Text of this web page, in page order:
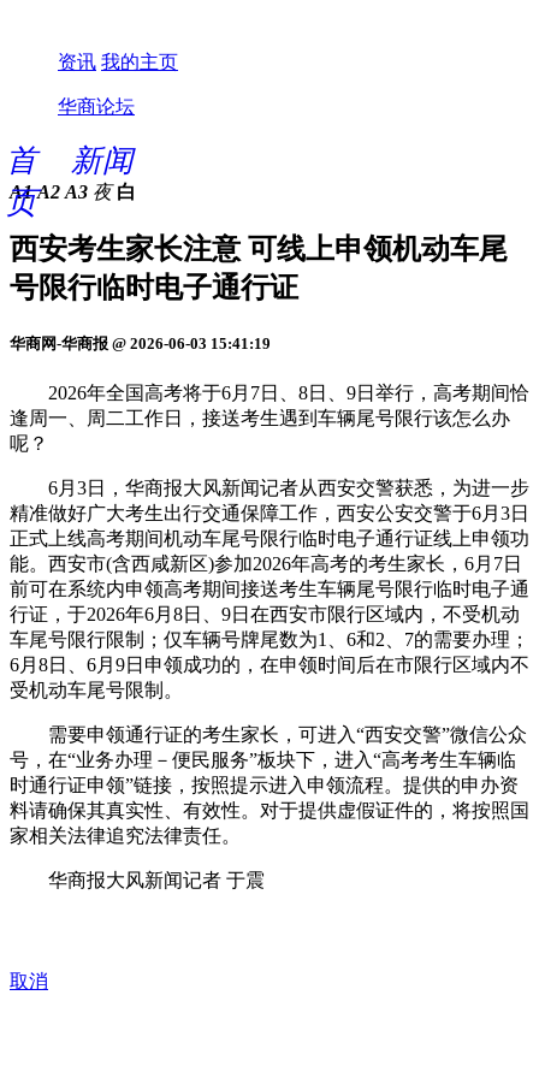
资讯 我的主页
华商论坛
首
页
新闻
A1 A2 A3 夜 白
西安考生家长注意 可线上申领机动车尾
号限行临时电子通行证
华商网-华商报 @ 2026-06-03 15:41:19
2026年全国高考将于6月7日、8日、9日举行，高考期间恰
逢周一、周二工作日，接送考生遇到车辆尾号限行该怎么办
呢？
6月3日，华商报大风新闻记者从西安交警获悉，为进一步
精准做好广大考生出行交通保障工作，西安公安交警于6月3日
正式上线高考期间机动车尾号限行临时电子通行证线上申领功
能。西安市(含西咸新区)参加2026年高考的考生家长，6月7日
前可在系统内申领高考期间接送考生车辆尾号限行临时电子通
行证，于2026年6月8日、9日在西安市限行区域内，不受机动
车尾号限行限制；仅车辆号牌尾数为1、6和2、7的需要办理；
6月8日、6月9日申领成功的，在申领时间后在市限行区域内不
受机动车尾号限制。
需要申领通行证的考生家长，可进入“西安交警”微信公众
号，在“业务办理－便民服务”板块下，进入“高考考生车辆临
时通行证申领”链接，按照提示进入申领流程。提供的申办资
料请确保其真实性、有效性。对于提供虚假证件的，将按照国
家相关法律追究法律责任。
华商报大风新闻记者 于震
取消